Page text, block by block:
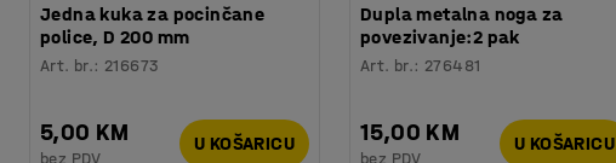
Jedna kuka za pocinčane
police, D 200 mm
Art. br.: 216673
5,00 KM
bez PDV
U KOŠARICU
Dupla metalna noga za
povezivanje:2 pak
Art. br.: 276481
15,00 KM
bez PDV
U KOŠARICU